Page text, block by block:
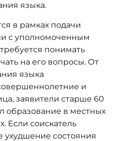
языка.
в рамках подачи
с уполномоченным
понимать
на его вопросы. От
языка
и
заявители старше 60
образование в местных
Если соискатель
ухудшение состояния